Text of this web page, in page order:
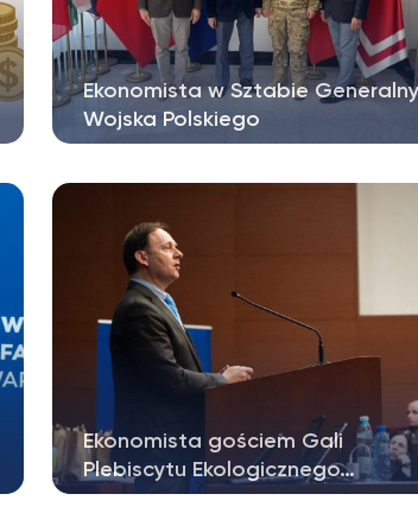
Ekonomista w Sztabie
Wojska Polskiego
Polskiego dotyczące problematyki
Ekonomista gościem Gali
Plebiscytu Ekologicznego…